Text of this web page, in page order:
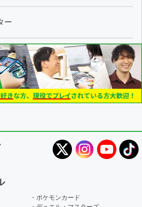
ー
・ポケモンカード